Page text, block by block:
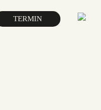
TERMIN